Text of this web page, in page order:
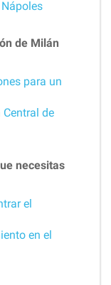
de Milán
para un
de
necesitas
el
en el